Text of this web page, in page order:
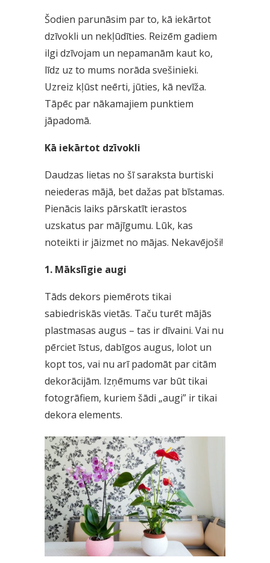
Šodien parunāsim par to, kā iekārtot
dzīvokli un nekļūdīties. Reizēm gadiem
ilgi dzīvojam un nepamanām kaut ko,
līdz uz to mums norāda svešinieki.
Uzreiz kļūst neērti, jūties, kā nevīža.
Tāpēc par nākamajiem punktiem
jāpadomā.
Kā iekārtot dzīvokli
Daudzas lietas no šī saraksta burtiski
neiederas mājā, bet dažas pat bīstamas.
Pienācis laiks pārskatīt ierastos
uzskatus par mājīgumu. Lūk, kas
noteikti ir jāizmet no mājas. Nekavējoši!
1. Mākslīgie augi
Tāds dekors piemērots tikai
sabiedriskās vietās. Taču turēt mājās
plastmasas augus – tas ir dīvaini. Vai nu
pērciet īstus, dabīgos augus, lolot un
kopt tos, vai nu arī padomāt par citām
dekorācijām. Izņēmums var būt tikai
fotogrāfiem, kuriem šādi „augi” ir tikai
dekora elements.